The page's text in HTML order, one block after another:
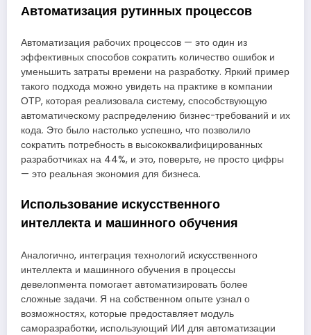
Автоматизация рутинных процессов
Автоматизация рабочих процессов — это один из
эффективных способов сократить количество ошибок и
уменьшить затраты времени на разработку. Яркий пример
такого подхода можно увидеть на практике в компании
ОТР, которая реализовала систему, способствующую
автоматическому распределению бизнес-требований и их
кода. Это было настолько успешно, что позволило
сократить потребность в высококвалифицированных
разработчиках на 44%, и это, поверьте, не просто цифры
— это реальная экономия для бизнеса.
Использование искусственного
интеллекта и машинного обучения
Аналогично, интеграция технологий искусственного
интеллекта и машинного обучения в процессы
девелопмента помогает автоматизировать более
сложные задачи. Я на собственном опыте узнал о
возможностях, которые предоставляет модуль
саморазработки, использующий ИИ для автоматизации